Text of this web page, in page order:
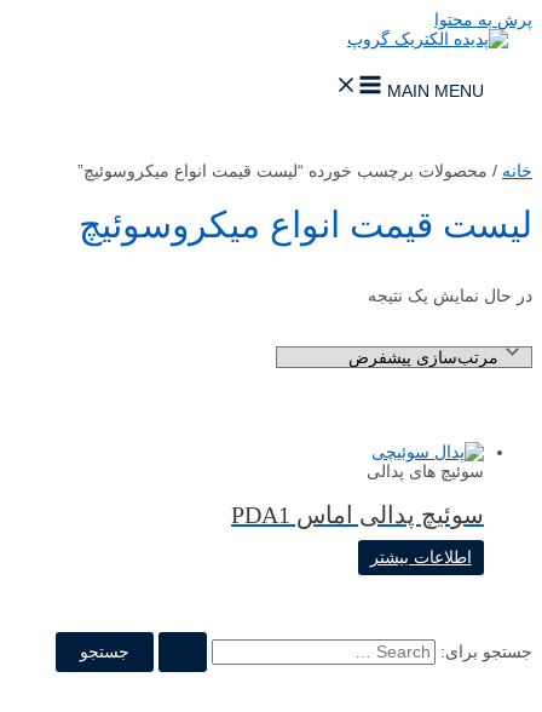
پرش به محتوا
MAIN MENU
جستجو برای:
خانه / محصولات برچسب خورده “لیست قیمت انواع میکروسوئیچ”
لیست قیمت انواع میکروسوئیچ
در حال نمایش یک نتیجه
سوئیچ های پدالی
سوئیچ پدالی اماس PDA1
اطلاعات بیشتر